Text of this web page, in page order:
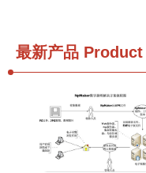
最新产品 Product